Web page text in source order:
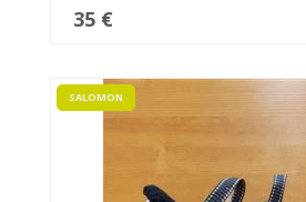
35 €
SALOMON